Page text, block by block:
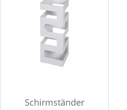
Schirmständer